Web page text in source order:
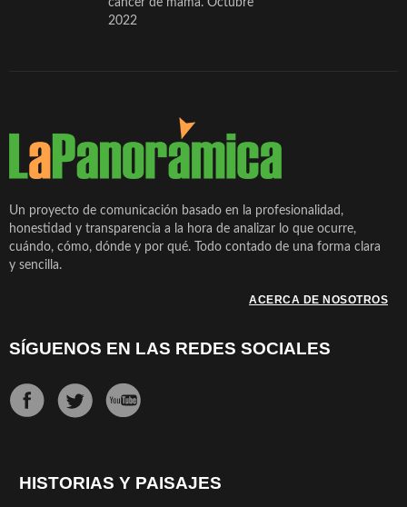
2022
Un proyecto de comunicación basado en la profesionalidad,
honestidad y transparencia a la hora de analizar lo que ocurre,
cuándo, cómo, dónde y por qué. Todo contado de una forma clara
y sencilla.
ACERCA DE NOSOTROS
SÍGUENOS EN LAS REDES SOCIALES
HISTORIAS Y PAISAJES